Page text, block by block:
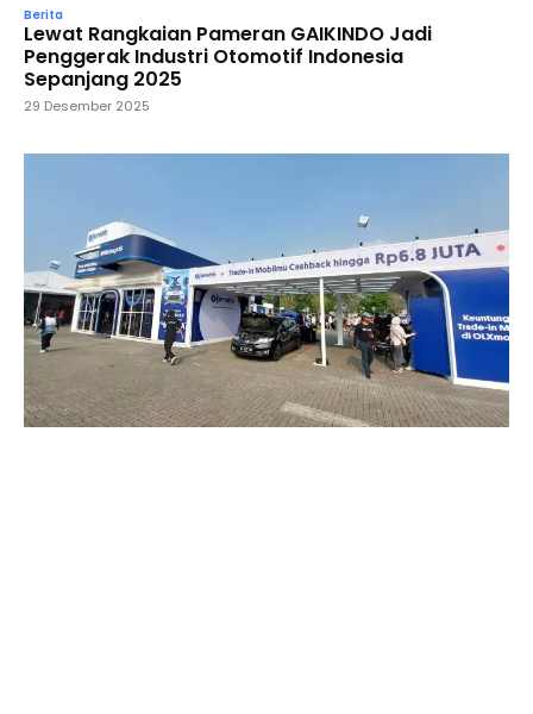
Berita
Lewat Rangkaian Pameran GAIKINDO Jadi
Penggerak Industri Otomotif Indonesia
Sepanjang 2025
29 Desember 2025